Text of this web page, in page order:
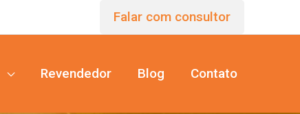
Falar com consultor
Revendedor Blog Contato